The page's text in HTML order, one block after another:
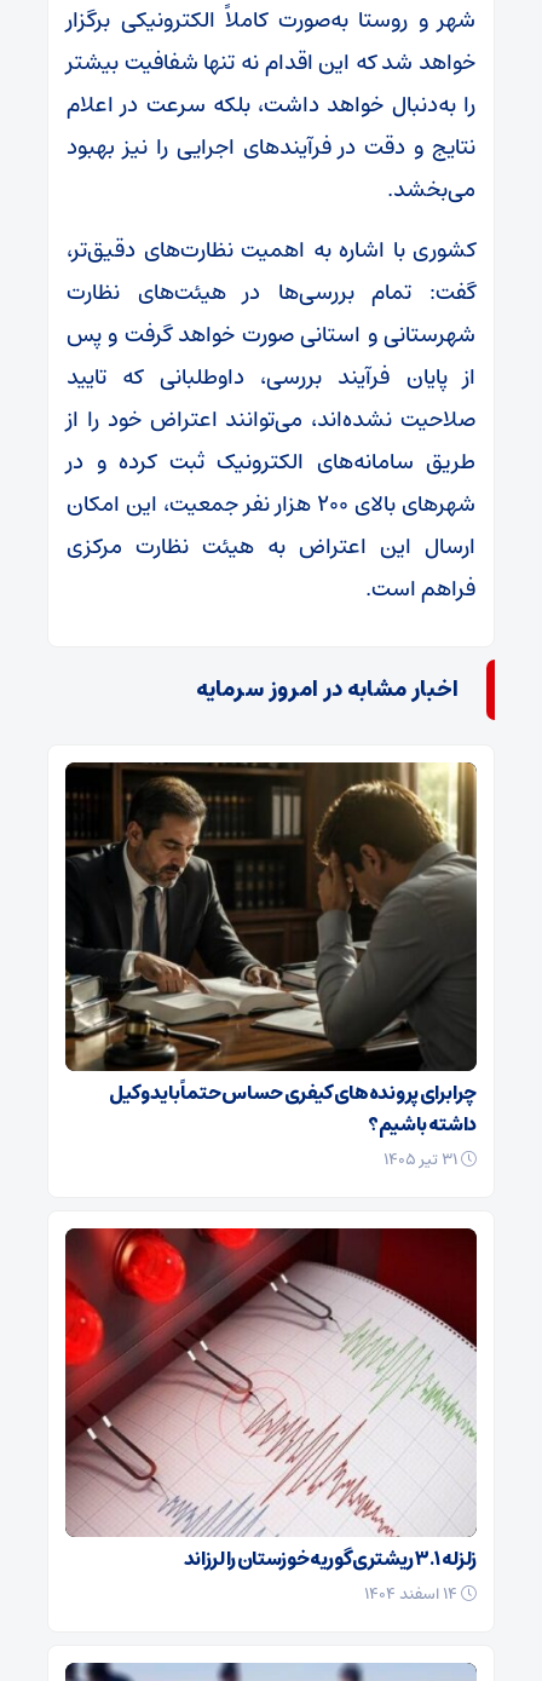
شهر و روستا به‌صورت کاملاً الکترونیکی برگزار
خواهد شد که این اقدام نه تنها شفافیت بیشتر
را به‌دنبال خواهد داشت، بلکه سرعت در اعلام
نتایج و دقت در فرآیندهای اجرایی را نیز بهبود
می‌بخشد.
کشوری با اشاره به اهمیت نظارت‌های دقیق‌تر،
گفت: تمام بررسی‌ها در هیئت‌های نظارت
شهرستانی و استانی صورت خواهد گرفت و پس
از پایان فرآیند بررسی، داوطلبانی که تایید
صلاحیت نشده‌اند، می‌توانند اعتراض خود را از
طریق سامانه‌های الکترونیک ثبت کرده و در
شهرهای بالای ۲۰۰ هزار نفر جمعیت، این امکان
ارسال این اعتراض به هیئت نظارت مرکزی
فراهم است.
اخبار مشابه در امروز سرمایه
چرا برای پرونده‌های کیفری حساس حتماً باید وکیل
داشته باشیم؟
زلزله ۳.۱ ریشتری گوریه خوزستان را لرزاند